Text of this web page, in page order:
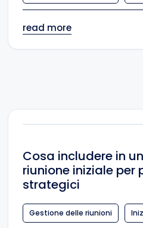
read more
Cosa includere in
riunione iniziale per
strategici
Gestione delle riunioni